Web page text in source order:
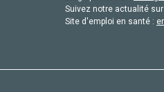
Suivez notre actualité
Site d'emploi en santé :